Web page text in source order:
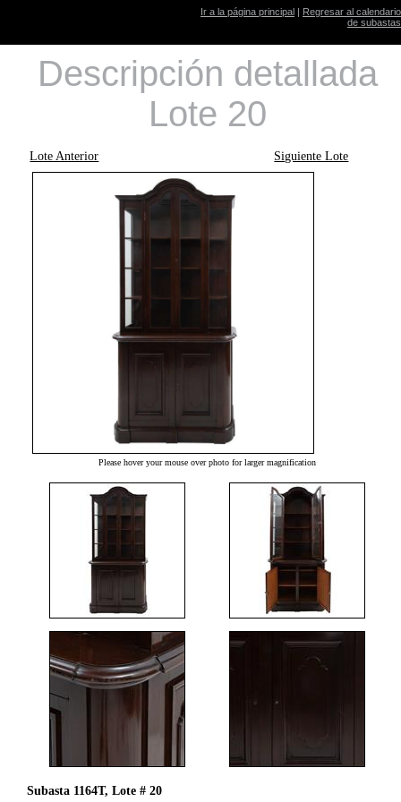
Ir a la página principal | Regresar al calendario
de subastas
Descripción detallada
Lote 20
Lote Anterior Siguiente Lote
Please hover your mouse over photo for larger magnification
Subasta 1164T, Lote # 20